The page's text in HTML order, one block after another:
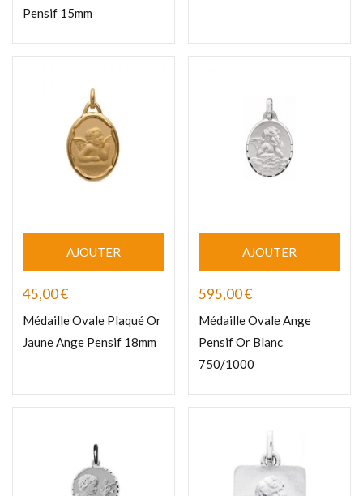
Pensif 15mm
AJOUTER
45,00€
Médaille Ovale Plaqué Or
Jaune Ange Pensif 18mm
AJOUTER
595,00€
Médaille Ovale Ange
Pensif Or Blanc
750/1000